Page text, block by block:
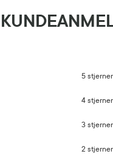
5 stjerner
4 stjerner
3 stjerner
2 stjerner